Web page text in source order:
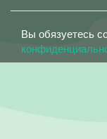
Вы обязуетесь